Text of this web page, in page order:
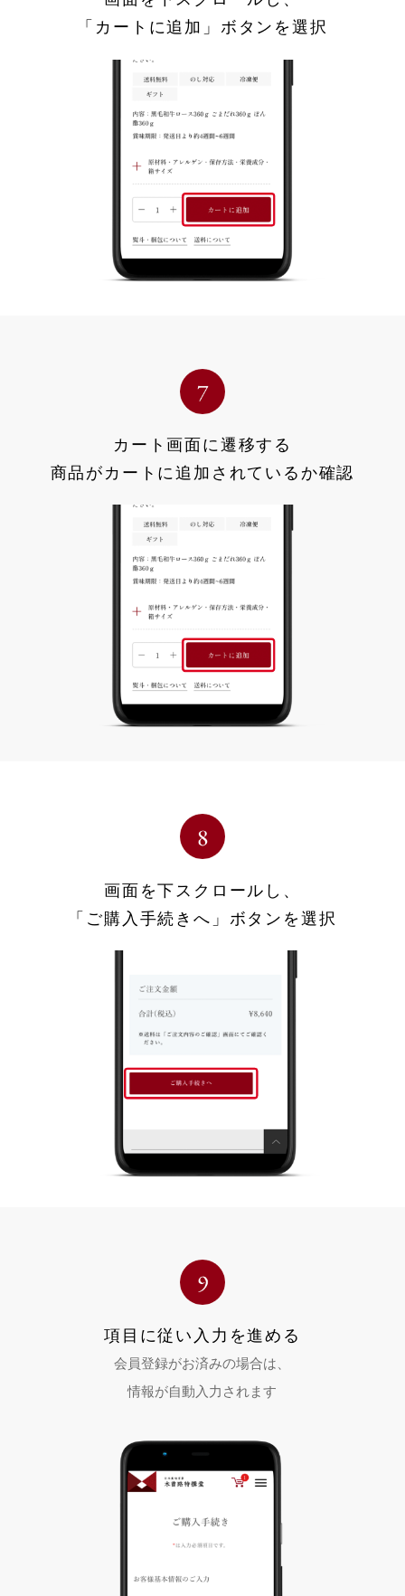
「カートに追加」ボタンを選択
カート画面に遷移する
商品がカートに追加されているか確認
画面を下スクロールし、
「ご購入手続きへ」ボタンを選択
項目に従い入力を進める
会員登録がお済みの場合は、
情報が自動入力されます